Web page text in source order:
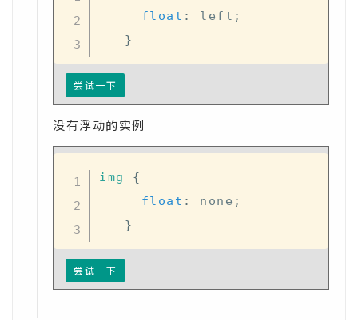
float : left ;
}
尝试一下
没有浮动的实例
img
{
float : none ;
}
尝试一下